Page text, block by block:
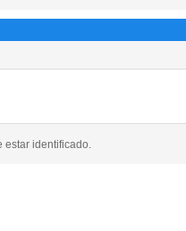
identificado.